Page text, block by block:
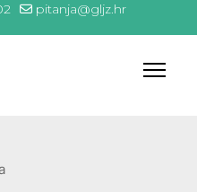
pitanja@gljz.hr